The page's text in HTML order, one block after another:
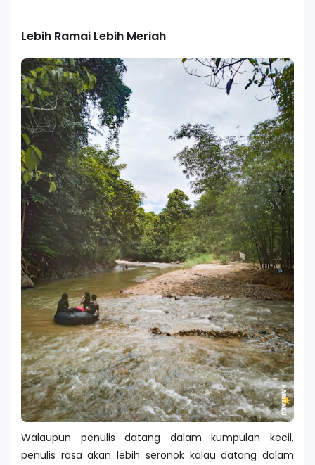
Lebih Ramai Lebih Meriah
Walaupun penulis datang dalam kumpulan kecil,
penulis rasa akan lebih seronok kalau datang dalam